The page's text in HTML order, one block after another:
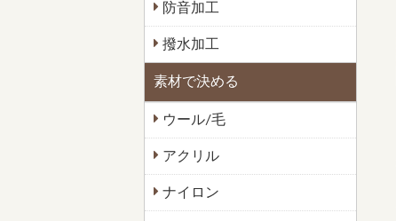
防音加工
撥水加工
素材で決める
ウール/毛
アクリル
ナイロン